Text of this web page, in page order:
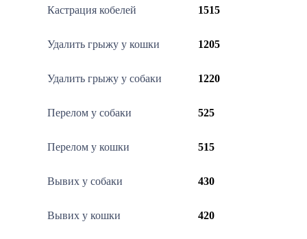
Кастрация кобелей 1515
Удалить грыжу у кошки 1205
Удалить грыжу у собаки 1220
Перелом у собаки 525
Перелом у кошки 515
Вывих у собаки 430
Вывих у кошки 420